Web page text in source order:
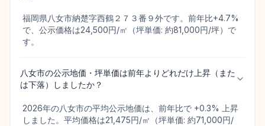
福岡県八女市納楚字西鶴２７３番９外です。前年比+4.7%
で、公示価格は24,500円/㎡（坪単価: 約81,000円/坪）で
す。
八女市の公示地価・坪単価は前年よりどれだけ上昇（また
は下落）しましたか？
2026年の八女市の平均公示地価は、前年比で +0.3% 上昇
しました。平均価格は21,475円/㎡（坪単価: 約71,000円/